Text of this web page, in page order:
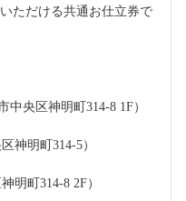
ただける共通お仕立券で
中央区神明町314-8 1F）
神明町314-5）
明町314-8 2F）